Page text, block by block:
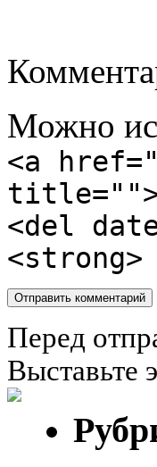
Можно
<a
title="">
<del
<strong>
Перед
Выставьте